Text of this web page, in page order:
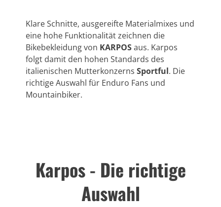
Klare Schnitte, ausgereifte Materialmixes und
eine hohe Funktionalität zeichnen die
Bikebekleidung von KARPOSaus. Karpos
folgt damit den hohen Standards des
italienischen Mutterkonzerns Sportful. Die
richtige Auswahl für Enduro Fans und
Mountainbiker.
Karpos - Die richtige
Auswahl